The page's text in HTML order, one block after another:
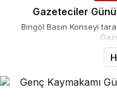
Gazeteciler
Bingöl Basın Konseyi